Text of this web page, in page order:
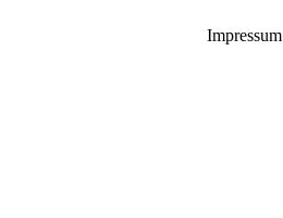
Impressum